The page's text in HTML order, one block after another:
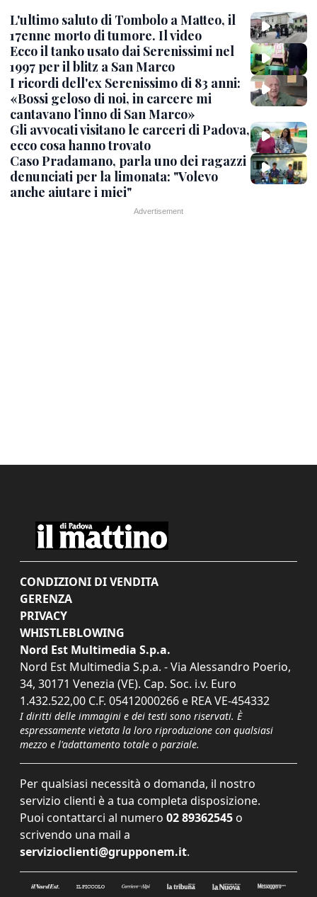
L'ultimo saluto di Tombolo a Matteo, il
17enne morto di tumore. Il video
Ecco il tanko usato dai Serenissimi nel
1997 per il blitz a San Marco
I ricordi dell'ex Serenissimo di 83 anni:
«Bossi geloso di noi, in carcere mi
cantavano l’inno di San Marco»
Gli avvocati visitano le carceri di Padova,
ecco cosa hanno trovato
Caso Pradamano, parla uno dei ragazzi
denunciati per la limonata: "Volevo
anche aiutare i miei"
CONDIZIONI DI VENDITA
GERENZA
PRIVACY
WHISTLEBLOWING
Nord Est Multimedia S.p.a.
Nord Est Multimedia S.p.a. - Via Alessandro Poerio,
34, 30171 Venezia (VE). Cap. Soc. i.v. Euro
1.432.522,00 C.F. 05412000266 e REA VE-454332
I diritti delle immagini e dei testi sono riservati. È
espressamente vietata la loro riproduzione con qualsiasi
mezzo e l'adattamento totale o parziale.
Per qualsiasi necessità o domanda, il nostro
servizio clienti è a tua completa disposizione.
Puoi contattarci al numero 02 89362545 o
scrivendo una mail a
servizioclienti@grupponem.it.